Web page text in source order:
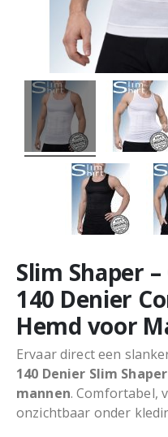
Slim Shaper
140 Denier
Hemd voor
Ervaar direct een
140 Denier Slim
mannen. Comfortabel,
onzichtbaar onder